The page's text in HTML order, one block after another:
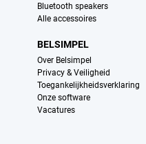
Bluetooth speakers
Alle accessoires
BELSIMPEL
Over Belsimpel
Privacy & Veiligheid
Toegankelijkheidsverklaring
Onze software
Vacatures